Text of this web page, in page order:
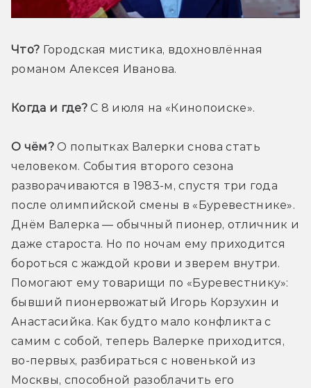
Что? Городская мистика, вдохновлённая
романом Алексея Иванова.
Когда и где? С 8 июля на «Кинопоиске».
О чём? О попытках Валерки снова стать
человеком. События второго сезона
разворачиваются в 1983-м, спустя три года
после олимпийской смены в «Буревестнике».
Днём Валерка — обычный пионер, отличник и
даже староста. Но по ночам ему приходится
бороться с жаждой крови и зверем внутри.
Помогают ему товарищи по «Буревестнику»:
бывший пионервожатый Игорь Корзухин и
Анастасийка. Как будто мало конфликта с
самим с собой, теперь Валерке приходится,
во-первых, разбираться с новенькой из
Москвы, способной разоблачить его